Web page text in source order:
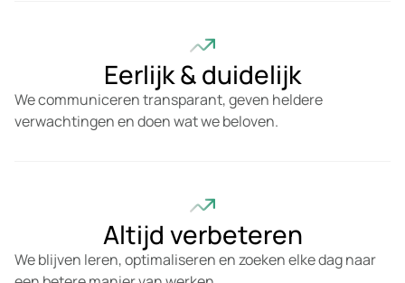
Eerlijk & duidelijk
We communiceren transparant, geven heldere
verwachtingen en doen wat we beloven.
Altijd verbeteren
We blijven leren, optimaliseren en zoeken elke dag naar